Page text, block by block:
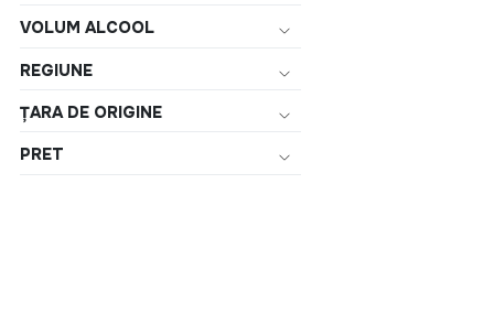
VOLUM ALCOOL
REGIUNE
ȚARA DE ORIGINE
PRET